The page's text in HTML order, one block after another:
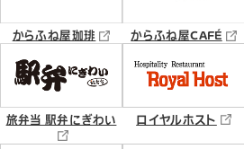
からふね屋珈琲 からふね屋CAFÉ
旅弁当 駅弁にぎわい ロイヤルホスト